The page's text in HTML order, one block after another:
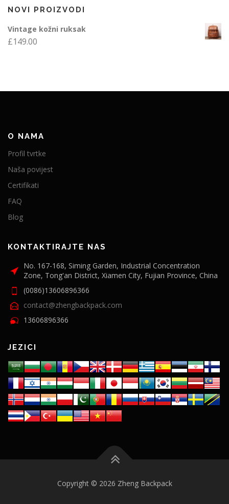
NOVI PROIZVODI
Vintage kožni ruksak
£149.00
O NAMA
Profil tvrtke
Naša povijest
Certifikati
FAQ
Blog
KONTAKTIRAJTE NAS
No. 167-168, Siming Garden, Industrial Concentration
Zone, Tong'an District, Xiamen City, Fujian Province, China
(0086)13606896366
contact@zhengbackpack.com
13606896366
JEZICI
Copyright © 2026 Zheng Backpack